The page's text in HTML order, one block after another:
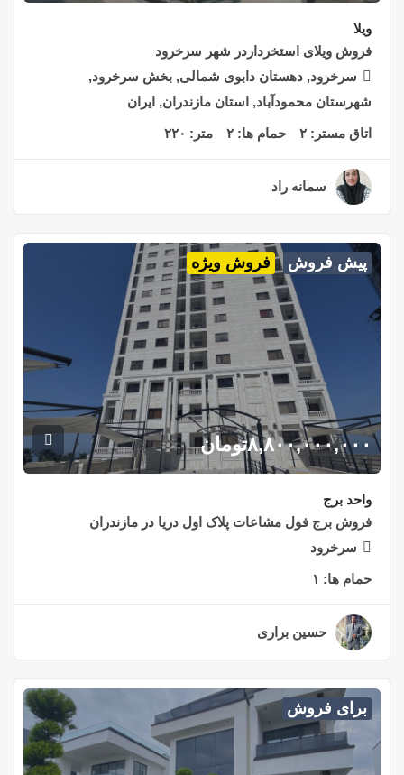
ویلا
فروش ویلای استخرداردر شهر سرخرود
سرخرود, دهستان دابوی شمالی, بخش سرخرود,
شهرستان محمودآباد, استان مازندران, ایران
اتاق مستر: ۲ حمام ها: ۲ متر: ۲۲۰
سمانه راد
پیش فروش فروش ویژه
۸,۸۰۰,۰۰۰,۰۰۰تومان
واحد برج
فروش برج فول مشاعات پلاک اول دریا در مازندران
سرخرود
حمام ها: ۱
حسین براری
برای فروش